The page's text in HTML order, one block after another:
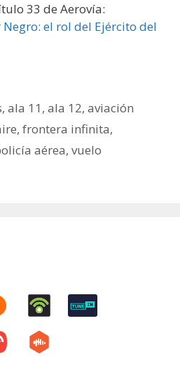
33 de Aerovía:
el rol del Ejército del
,ala 11 ,ala 12,aviación
, frontera infinita,
aérea, vuelo